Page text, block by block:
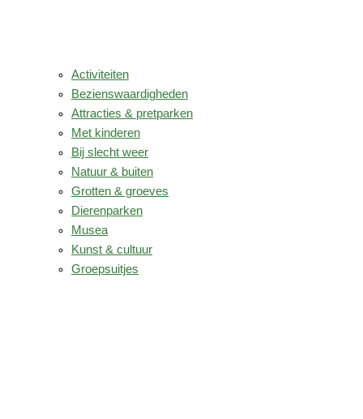
Activiteiten
Bezienswaardigheden
Attracties & pretparken
Met kinderen
Bij slecht weer
Natuur & buiten
Grotten & groeves
Dierenparken
Musea
Kunst & cultuur
Groepsuitjes